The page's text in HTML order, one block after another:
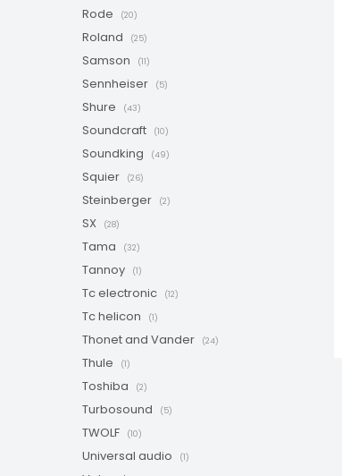
Rode (20)
Roland (25)
Samson (11)
Sennheiser (5)
Shure (43)
Soundcraft (10)
Soundking (49)
Squier (26)
Steinberger (2)
SX (28)
Tama (32)
Tannoy (1)
Tc electronic (12)
Tc helicon (1)
Thonet and Vander (24)
Thule (1)
Toshiba (2)
Turbosound (5)
TWOLF (10)
Universal audio (1)